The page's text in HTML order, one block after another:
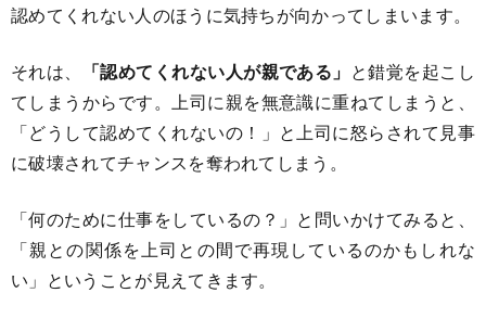
認めてくれない人のほうに気持ちが向かってしまいます。
それは、 「認めてくれない人が親である」 と錯覚を起こし
てしまうからです。上司に親を無意識に重ねてしまうと、
「どうして認めてくれないの！」と上司に怒らされて見事
に破壊されてチャンスを奪われてしまう。
「何のために仕事をしているの？」と問いかけてみると、
「親との関係を上司との間で再現しているのかもしれな
い」ということが見えてきます。